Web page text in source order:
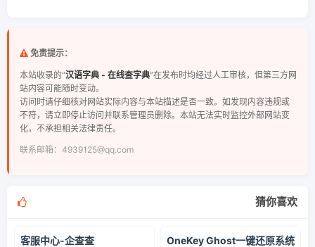
免责提示：
本站收录的“汉语字典 - 在线查字典”在发布时均经过人工审核，但第三方网
站内容可能随时变动。
访问时请仔细核对网站实际内容与本站描述是否一致。如发现内容违规或
不符，请立即停止访问并联系管理员删除。本站无法实时监控外部网站变
化，不承担相关法律责任。
联系邮箱：4939125@qq.com
猜你喜欢
客服中心-企查查 OneKey Ghost一键还原系统